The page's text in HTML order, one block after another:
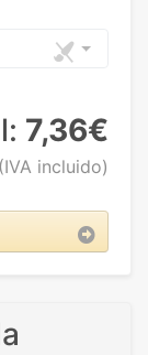
7,36€
(IVA incluido)